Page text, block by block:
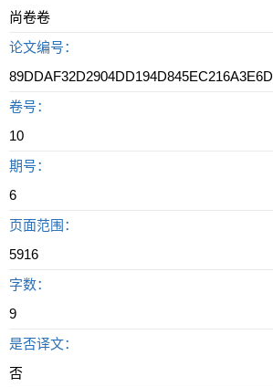
尚卷卷
论文编号：
89DDAF32D2904DD194D845EC216A3E6D
卷号：
10
期号：
6
页面范围：
5916
字数：
9
是否译文：
否